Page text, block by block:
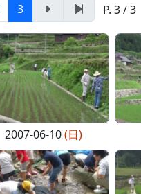
3 P. 3 / 3
2007-06-10(日)